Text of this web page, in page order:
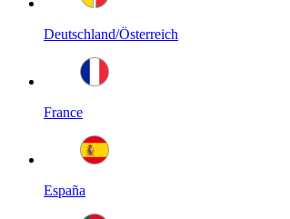
Deutschland/Österreich
France
España